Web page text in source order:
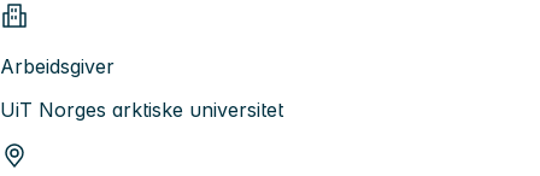
Arbeidsgiver
UiT Norges arktiske universitet